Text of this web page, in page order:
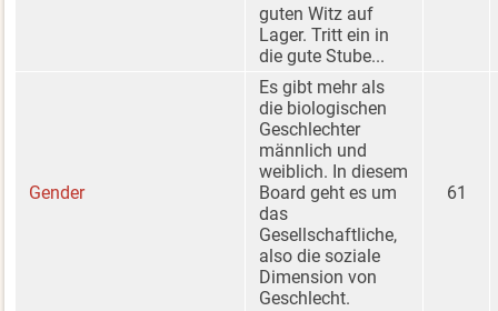
guten Witz auf
Lager. Tritt ein in
die gute Stube...
Gender
Es gibt mehr als
die biologischen
Geschlechter
männlich und
weiblich. In diesem
Board geht es um
das
Gesellschaftliche,
also die soziale
Dimension von
Geschlecht.
61